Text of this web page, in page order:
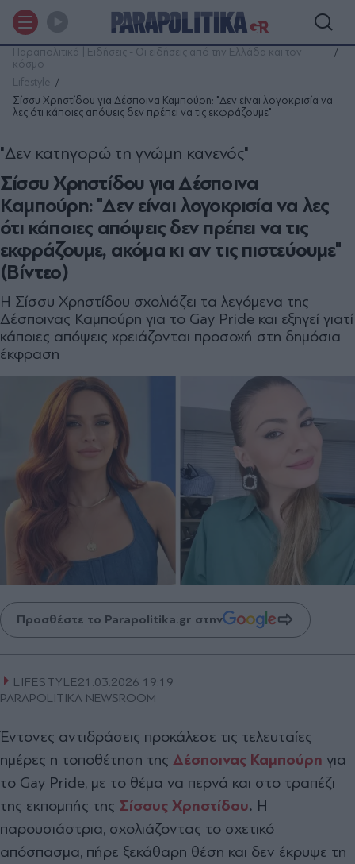
Παραπολιτικά | Ειδήσεις - Οι ειδήσεις από την Ελλάδα και τον
κόσμο
Lifestyle
Σίσσυ Χρηστίδου για Δέσποινα Καμπούρη: "Δεν είναι λογοκρισία να
λες ότι κάποιες απόψεις δεν πρέπει να τις εκφράζουμε"
Σίσσυ Χρηστίδου για Δέσποινα
Καμπούρη: "Δεν είναι λογοκρισία να λες
ότι κάποιες απόψεις δεν πρέπει να τις
εκφράζουμε, ακόμα κι αν τις πιστεύουμε"
(Βίντεο)
"Δεν κατηγορώ τη γνώμη κανενός"
Η Σίσσυ Χρηστίδου σχολιάζει τα λεγόμενα της
Δέσποινας Καμπούρη για το Gay Pride και εξηγεί γιατί
κάποιες απόψεις χρειάζονται προσοχή στη δημόσια
έκφραση
Προσθέστε το Parapolitika.gr στην
LIFESTYLE21.03.2026 19:19
PARAPOLITIKA NEWSROOM
Έντονες αντιδράσεις προκάλεσε τις τελευταίες
ημέρες η τοποθέτηση της Δέσποινας Καμπούρη για
το Gay Pride, με το θέμα να περνά και στο τραπέζι
της εκπομπής της Σίσσυς Χρηστίδου. Η
παρουσιάστρια, σχολιάζοντας το σχετικό
απόσπασμα, πήρε ξεκάθαρη θέση και δεν έκρυψε τη